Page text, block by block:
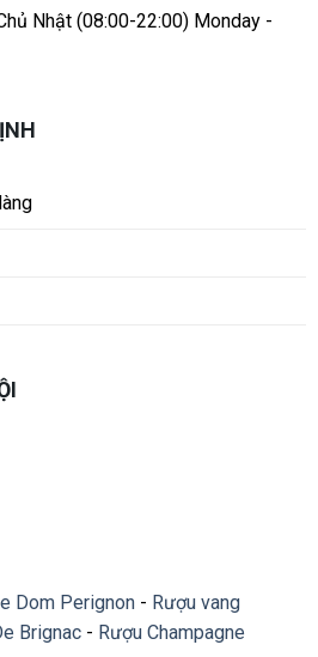
Nhật (08:00-22:00) Monday -
Dom Perignon- Rượu vang
Brignac- Rượu Champagne